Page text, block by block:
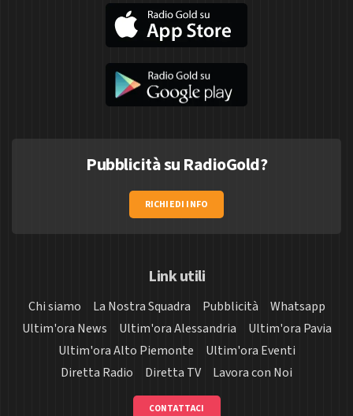
Pubblicità su RadioGold?
RICHIEDI INFO
Link utili
Chi siamo La Nostra Squadra Pubblicità
Whatsapp
Ultim'ora News
Ultim'ora Alessandria
Ultim'ora Pavia
Ultim'ora Alto Piemonte
Ultim'ora Eventi
Diretta Radio
Diretta TV Lavora con Noi
CONTATTACI